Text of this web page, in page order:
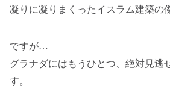
凝りに凝りまくったイスラム建築の
ですが…
グラナダにはもうひとつ、絶対見逃
す。